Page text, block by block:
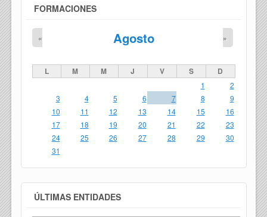
FORMACIONES
Agosto
« »
L M M J V S D
1
2
3
4 5 6 7 8
9
10
11 12 13 14 15
16
17
18 19 20 21 22
23
24
25 26 27 28 29
30
31
ÚLTIMAS ENTIDADES